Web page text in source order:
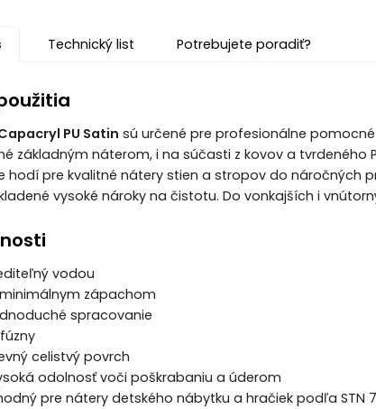
Technický list Potrebujete poradiť?
PU Satin sú určené pre profesionálne
základným náterom, i na súčasti z kovov a tvrdeného
hodí pre kvalitné nátery stien a stropov do náročných
vysoké nároky na čistotu. Do vonkajších i
vodou
zápachom
spracovanie
celistvý povrch
odolnosť voči poškrabaniu a úderom
pre nátery detského nábytku a hračiek podľa STN